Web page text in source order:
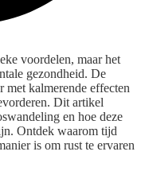
voordelen, maar het
gezondheid. De
met kalmerende effecten
Dit artikel
en hoe deze
Ontdek waarom tijd
is om rust te ervaren